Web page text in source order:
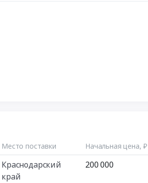
Место поставки Начальная цена, ₽
Краснодарский
край
200 000